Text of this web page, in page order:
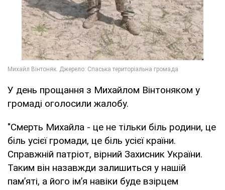
У день прощання з Михайлом Вінтоняком у
громаді оголосили жалобу.
"Смерть Михайла - це не тільки біль родини, це
біль усієї громади, це біль усієї країни.
Справжній патріот, вірний Захисник України.
Таким він назавжди залишиться у нашій
пам’яті, а його ім’я навіки буде взірцем